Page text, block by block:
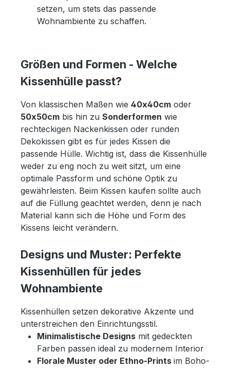
setzen, um stets das passende
Wohnambiente zu schaffen.
Größen und Formen - Welche
Kissenhülle passt?
Von klassischen Maßen wie 40x40cm oder
50x50cm bis hin zu Sonderformen wie
rechteckigen Nackenkissen oder runden
Dekokissen gibt es für jedes Kissen die
passende Hülle. Wichtig ist, dass die Kissenhülle
weder zu eng noch zu weit sitzt, um eine
optimale Passform und schöne Optik zu
gewährleisten. Beim Kissen kaufen sollte auch
auf die Füllung geachtet werden, denn je nach
Material kann sich die Höhe und Form des
Kissens leicht verändern.
Designs und Muster: Perfekte
Kissenhüllen für jedes
Wohnambiente
Kissenhüllen setzen dekorative Akzente und
unterstreichen den Einrichtungsstil.
Minimalistische Designs mit gedeckten
Farben passen ideal zu modernem Interior
Florale Muster oder Ethno-Prints im Boho-